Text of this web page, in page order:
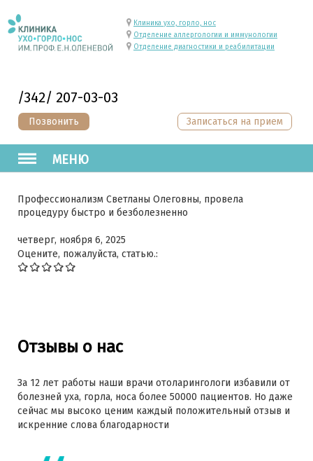
/342/ 207-03-03
Позвонить
Клиника ухо, горло, нос
Отделение аллергологии и иммунологии
Отделение диагностики и реабилитации
МЕНЮ
Записаться на прием
Профессионализм Светланы Олеговны, провела
процедуру быстро и безболезненно
четверг, ноября 6, 2025
Оцените, пожалуйста, статью.:
Отзывы о нас
За 12 лет работы наши врачи отоларингологи избавили от
болезней уха, горла, носа более 50000 пациентов. Но даже
сейчас мы высоко ценим каждый положительный отзыв и
искренние слова благодарности